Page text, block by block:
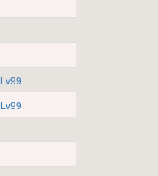
Lv99
Lv99